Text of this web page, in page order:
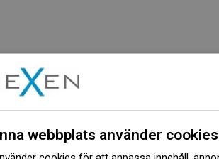
webbplats använder cookies